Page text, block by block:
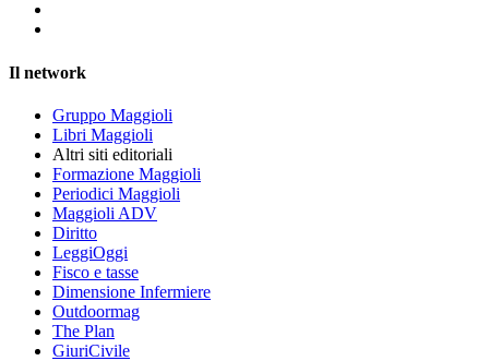
Il network
Gruppo Maggioli
Libri Maggioli
Altri siti editoriali
Formazione Maggioli
Periodici Maggioli
Maggioli ADV
Diritto
LeggiOggi
Fisco e tasse
Dimensione Infermiere
Outdoormag
The Plan
GiuriCivile